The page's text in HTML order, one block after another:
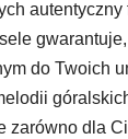
autentyczny
do Twoich
zarówno dla